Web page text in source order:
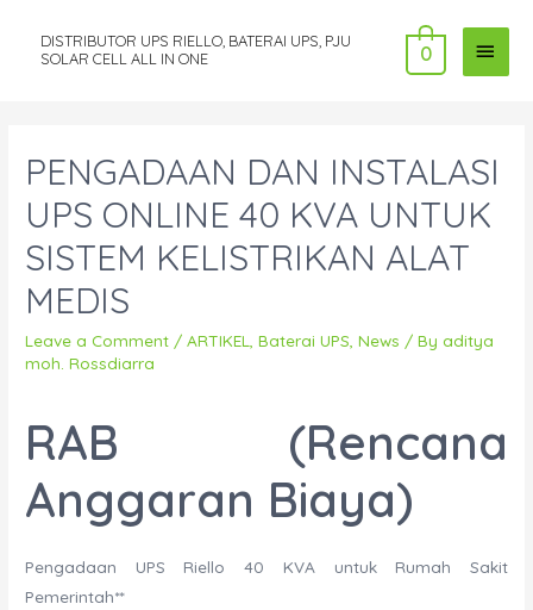
DISTRIBUTOR UPS RIELLO, BATERAI UPS, PJU
SOLAR CELL ALL IN ONE
MAIN
0
PENGADAAN DAN INSTALASI
UPS ONLINE 40 KVA UNTUK
SISTEM KELISTRIKAN ALAT
MEDIS
Leave a Comment /ARTIKEL ,Baterai UPS ,News / Byaditya
moh. Rossdiarra
RAB (Rencana
Anggaran Biaya)
Pengadaan UPS Riello 40 KVA untuk Rumah Sakit
Pemerintah**